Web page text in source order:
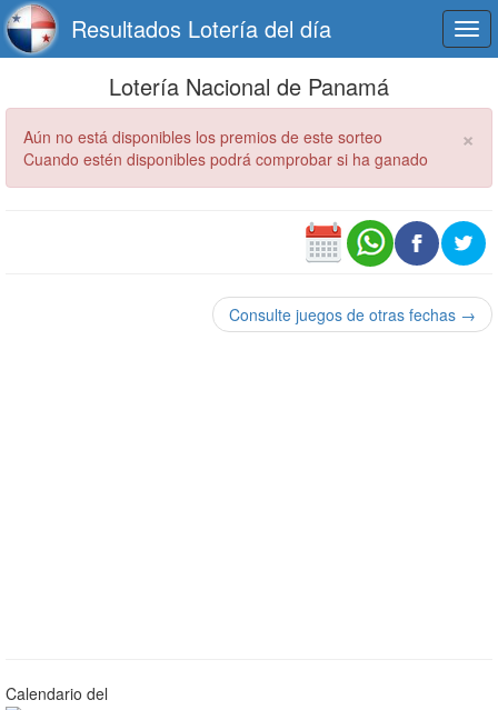
Resultados Lotería del día
Lotería Nacional de Panamá
×
Aún no está disponibles los premios de este sorteo
Cuando estén disponibles podrá comprobar si ha ganado
Consulte juegos de otras fechas →
Calendario del